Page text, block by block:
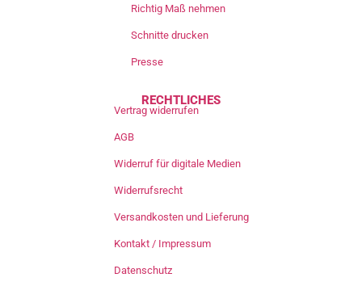
Richtig Maß nehmen
Schnitte drucken
Presse
RECHTLICHES
Vertrag widerrufen
AGB
Widerruf für digitale Medien
Widerrufsrecht
Versandkosten und Lieferung
Kontakt / Impressum
Datenschutz